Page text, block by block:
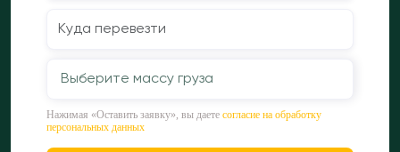
Выберите массу груза
Нажимая «Оставить заявку», вы даете согласие на обработку
персональных данных